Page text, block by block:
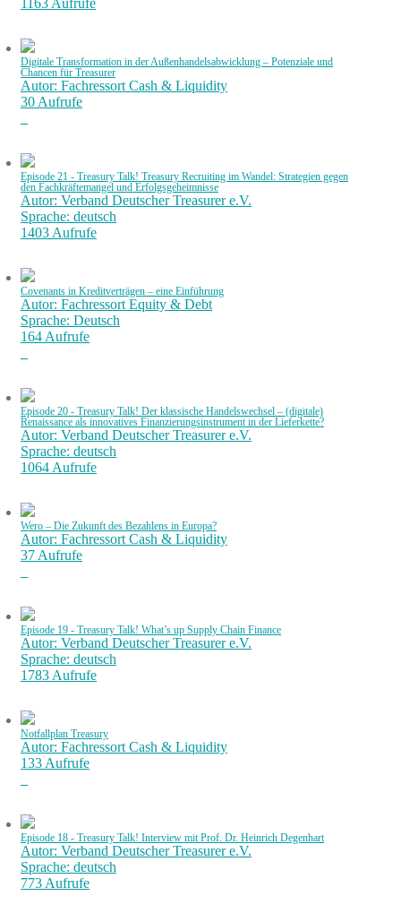
1163 Aufrufe
Digitale Transformation in der Außenhandelsabwicklung – Potenziale und
Chancen für Treasurer
Autor: Fachressort Cash & Liquidity
30 Aufrufe
Episode 21 - Treasury Talk! Treasury Recruiting im Wandel: Strategien gegen
den Fachkräftemangel und Erfolgsgeheimnisse
Autor: Verband Deutscher Treasurer e.V.
Sprache: deutsch
1403 Aufrufe
Covenants in Kreditverträgen – eine Einführung
Autor: Fachressort Equity & Debt
Sprache: Deutsch
164 Aufrufe
Episode 20 - Treasury Talk! Der klassische Handelswechsel – (digitale)
Renaissance als innovatives Finanzierungsinstrument in der Lieferkette?
Autor: Verband Deutscher Treasurer e.V.
Sprache: deutsch
1064 Aufrufe
Wero – Die Zukunft des Bezahlens in Europa?
Autor: Fachressort Cash & Liquidity
37 Aufrufe
Episode 19 - Treasury Talk! What’s up Supply Chain Finance
Autor: Verband Deutscher Treasurer e.V.
Sprache: deutsch
1783 Aufrufe
Notfallplan Treasury
Autor: Fachressort Cash & Liquidity
133 Aufrufe
Episode 18 - Treasury Talk! Interview mit Prof. Dr. Heinrich Degenhart
Autor: Verband Deutscher Treasurer e.V.
Sprache: deutsch
773 Aufrufe